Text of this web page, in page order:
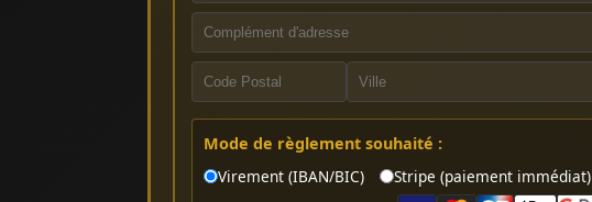
Mode de règlement souhaité :
Virement (IBAN/BIC)
Stripe (paiement immédiat)